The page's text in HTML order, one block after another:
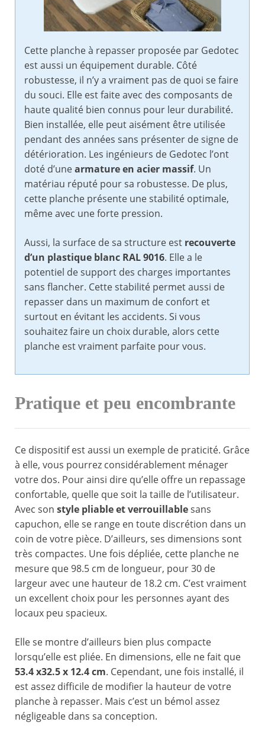
Cette planche à repasser proposée par Gedotec
est aussi un équipement durable. Côté
robustesse, il n’y a vraiment pas de quoi se faire
du souci. Elle est faite avec des composants de
haute qualité bien connus pour leur durabilité.
Bien installée, elle peut aisément être utilisée
pendant des années sans présenter de signe de
détérioration. Les ingénieurs de Gedotec l’ont
doté d’unearmature en acier massif. Un
matériau réputé pour sa robustesse. De plus,
cette planche présente une stabilité optimale,
même avec une forte pression.
Aussi, la surface de sa structure est recouverte
d’un plastique blanc RAL 9016. Elle a le
potentiel de support des charges importantes
sans flancher. Cette stabilité permet aussi de
repasser dans un maximum de confort et
surtout en évitant les accidents. Si vous
souhaitez faire un choix durable, alors cette
planche est vraiment parfaite pour vous.
Pratique et peu encombrante
Ce dispositif est aussi un exemple de praticité. Grâce
à elle, vous pourrez considérablement ménager
votre dos. Pour ainsi dire qu’elle offre un repassage
confortable, quelle que soit la taille de l’utilisateur.
Avec son style pliable et verrouillablesans
capuchon, elle se range en toute discrétion dans un
coin de votre pièce. D’ailleurs, ses dimensions sont
très compactes. Une fois dépliée, cette planche ne
mesure que 98.5 cm de longueur, pour 30 de
largeur avec une hauteur de 18.2 cm. C’est vraiment
un excellent choix pour les personnes ayant des
locaux peu spacieux.
Elle se montre d’ailleurs bien plus compacte
lorsqu’elle est pliée. En dimensions, elle ne fait que
53.4 x32.5 x 12.4 cm. Cependant, une fois installé, il
est assez difficile de modifier la hauteur de votre
planche à repasser. Mais c’est un bémol assez
négligeable dans sa conception.